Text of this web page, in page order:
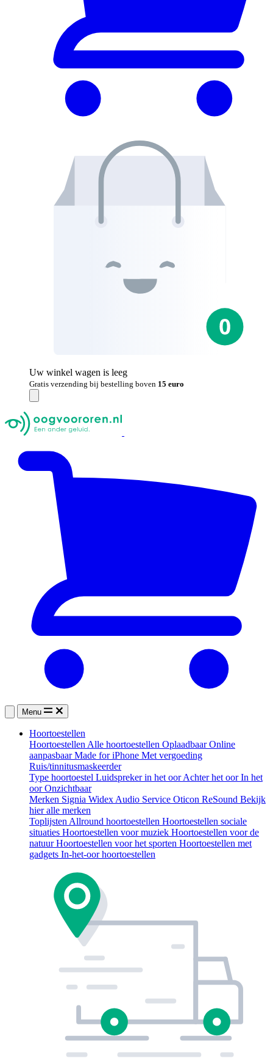
Uw winkel wagen is leeg
Gratis verzending bij bestelling boven 15 euro
Menu
Hoortoestellen
HoortoestellenAlle hoortoestellen OplaadbaarOnline
aanpasbaarMade for iPhone Met vergoeding
Ruis/tinnitusmaskeerder
Type hoortoestel Luidspreker in het oorAchter het oorIn het
oorOnzichtbaar
Merken Signia WidexAudio Service Oticon ReSound Bekijk
hier alle merken
ToplijstenAllround hoortoestellen Hoortoestellen sociale
situaties Hoortoestellen voor muziek Hoortoestellen voor de
natuurHoortoestellen voor het sporten Hoortoestellen met
gadgets In-het-oor hoortoestellen